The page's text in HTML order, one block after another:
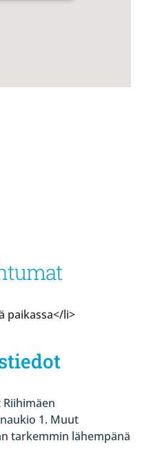
paikassa</li>
1. Muut
tarkemmin lähempänä